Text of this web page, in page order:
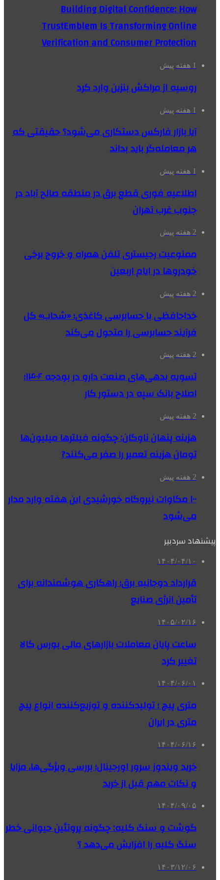
Building Digital Confidence: How
TrustEmblem Is Transforming Online
Verification and Consumer Protection
1 هفته پیش
روسیه از مراکش بنزین وارد کرد
1 هفته پیش
آیا بازار فارکس دستکاری می‌شود؟ حقیقتی که
هر معامله‌گر باید بداند
1 هفته پیش
اطلاعیه فوری قطع برق در منطقه صالح آباد در
جنوب غرب تهران
2 هفته پیش
ممنوعیت رجیستری تلفن همراه و خروج برخی
خودروها در ایام اربعین
2 هفته پیش
خداحافظی با حسابرسی کاغذی؛ «شحاب» کل
فرآیند حسابرسی را متحول می‌کند
2 هفته پیش
تسویه بدهی‌های صنعت دارو در بودجه ۱۴۰۶؛
اصلاح بانک سپه در دستور کار
2 هفته پیش
هزینه پنهان ناوگان: چگونه فیلترها میلیون‌ها
تومان هزینه تعمیر را صفر می‌کنند?
2 هفته پیش
۱۰۰ مگاوات نیروگاه‌ خورشیدی این هفته وارد مدار
می‌شود
پیشنهاد سردبیر
۱۴۰۴/۰۴/۱۰
قرارداد دوجانبه برق؛ راهکاری هوشمندانه برای
تأمین انرژی صنایع
۱۴۰۵/۰۲/۱۶
ساعت پایان معاملات بازارهای مالی بورس کالا
تغییر کرد
۱۴۰۴/۰۶/۰۱
متری پیچ ؛ تولیدکننده و توزیع‌کننده انواع پیچ
متری در ایران
۱۴۰۴/۰۶/۱۶
خرید ویندوز سرور اورجینال؛ بررسی ویژگی‌ها، مزایا
و نکات مهم قبل از خرید
۱۴۰۴/۰۹/۰۵
گوشت و سنگ کلیه: چگونه پروتئین حیوانی خطر
سنگ کلیه را افزایش می‌دهد ؟
۱۴۰۳/۱۲/۰۶